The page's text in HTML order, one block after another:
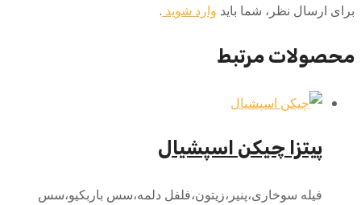
برای ارسال نظر، شما باید وارد شوید .
محصولات مرتبط
پیتزا چیکن اسپشیال
فیله سوخاری،پنیر،زیتون،فلفل دلمه،سس باربکیو،سس